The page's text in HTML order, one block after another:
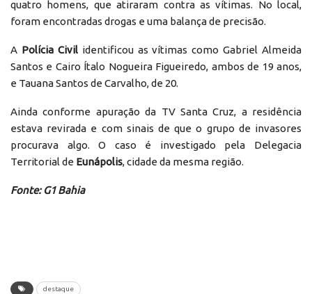
quatro homens, que atiraram contra as vítimas. No local,
foram encontradas drogas e uma balança de precisão.
A Polícia Civilidentificou as vítimas como Gabriel Almeida
Santos e Cairo Ítalo Nogueira Figueiredo, ambos de 19 anos,
e Tauana Santos de Carvalho, de 20.
Ainda conforme apuração da TV Santa Cruz, a residência
estava revirada e com sinais de que o grupo de invasores
procurava algo. O caso é investigado pela Delegacia
Territorial de Eunápolis, cidade da mesma região.
Fonte: G1 Bahia
destaque